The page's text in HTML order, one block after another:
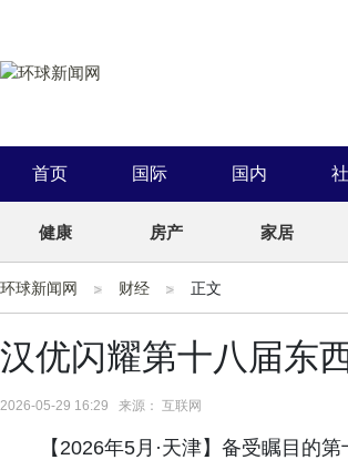
首页 国际 国内
健康 房产 家居
环球新闻网 财经 正文
汉优闪耀第十八届东
2026-05-29 16:29 来源： 互联网
【2026年5月·天津】备受瞩目的